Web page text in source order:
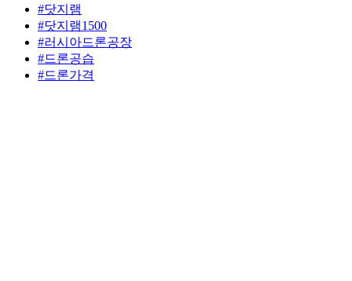
#닷지램
#닷지램1500
#러시아드론공장
#드론공습
#드론가격